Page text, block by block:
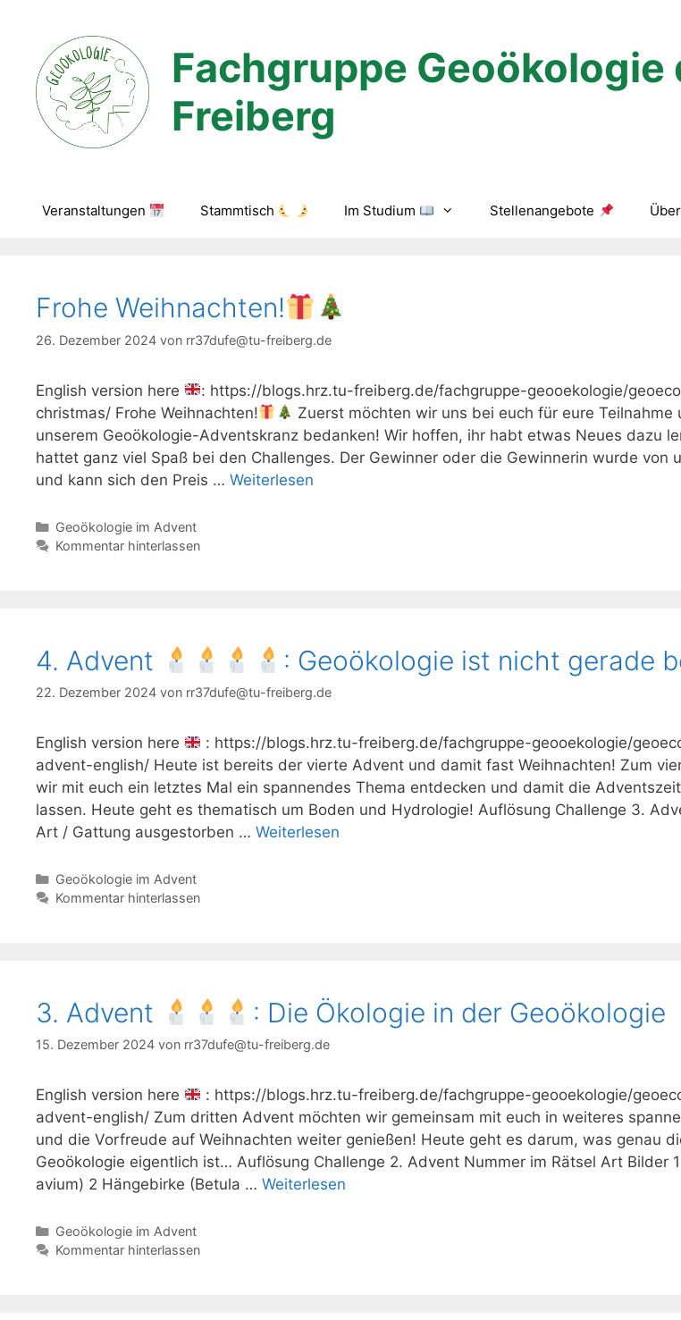
springen
Fachgruppe Geoökologie
Freiberg
Veranstaltungen Stammtisch Im Studium Stellenangebote
Frohe Weihnachten!
26. Dezember 2024 von rr37dufe@tu-freiberg.de
English version here
: https://blogs.hrz.tu-freiberg.de/fachgruppe-geooekologie/
christmas/ Frohe Weihnachten!
Zuerst möchten wir uns bei euch für eure Teilnahme
unserem Geoökologie-Adventskranz bedanken! Wir hoffen, ihr habt etwas Neues dazu
hattet ganz viel Spaß bei den Challenges. Der Gewinner oder die Gewinnerin wurde von
und kann sich den Preis … Weiterlesen
Kategorien
Geoökologie im Advent
Kommentar hinterlassen
4. Advent : Geoökologie ist nicht gerade
22. Dezember 2024 von rr37dufe@tu-freiberg.de
English version here
: https://blogs.hrz.tu-freiberg.de/fachgruppe-geooekologie/
advent-english/ Heute ist bereits der vierte Advent und damit fast Weihnachten! Zum
wir mit euch ein letztes Mal ein spannendes Thema entdecken und damit die
lassen. Heute geht es thematisch um Boden und Hydrologie! Auflösung Challenge 3.
Art / Gattung ausgestorben … Weiterlesen
Kategorien
Geoökologie im Advent
Kommentar hinterlassen
3. Advent : Die Ökologie in der Geoökologie
15. Dezember 2024 von rr37dufe@tu-freiberg.de
English version here
: https://blogs.hrz.tu-freiberg.de/fachgruppe-geooekologie/
advent-english/ Zum dritten Advent möchten wir gemeinsam mit euch in weiteres
und die Vorfreude auf Weihnachten weiter genießen! Heute geht es darum, was genau
Geoökologie eigentlich ist… Auflösung Challenge 2. Advent Nummer im Rätsel Art Bilder
avium) 2 Hängebirke (Betula … Weiterlesen
Kategorien
Geoökologie im Advent
Kommentar hinterlassen